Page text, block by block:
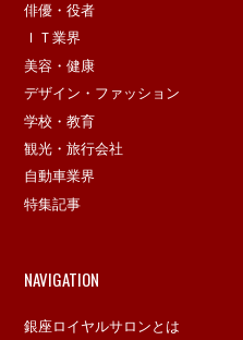
俳優・役者
ＩＴ業界
美容・健康
デザイン・ファッション
学校・教育
観光・旅行会社
自動車業界
特集記事
NAVIGATION
銀座ロイヤルサロンとは